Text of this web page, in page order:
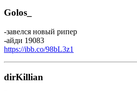
Golos_
-завелся новый рипер
-айди 19083
https://ibb.co/98bL3z1
dirKillian